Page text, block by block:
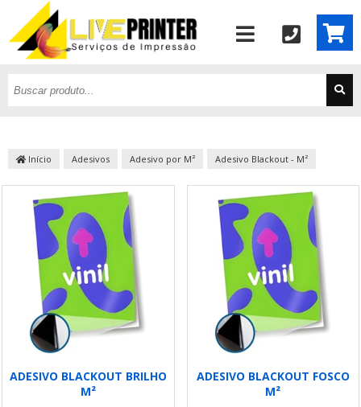
Início Adesivos Adesivo por M² Adesivo Blackout - M²
ADESIVO BLACKOUT BRILHO
M²
ADESIVO BLACKOUT FOSCO
M²